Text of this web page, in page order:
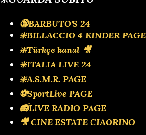
🔞BARBUTO'S 24
❇️BILLACCIO 4 KINDER PAGE
❇️Türkçe kanal 🎥
❇️ITALIA LIVE 24
❇️A.S.M.R. PAGE
⚽SportLive PAGE
📻LIVE RADIO PAGE
🎥 CINE ESTATE CIAORINO